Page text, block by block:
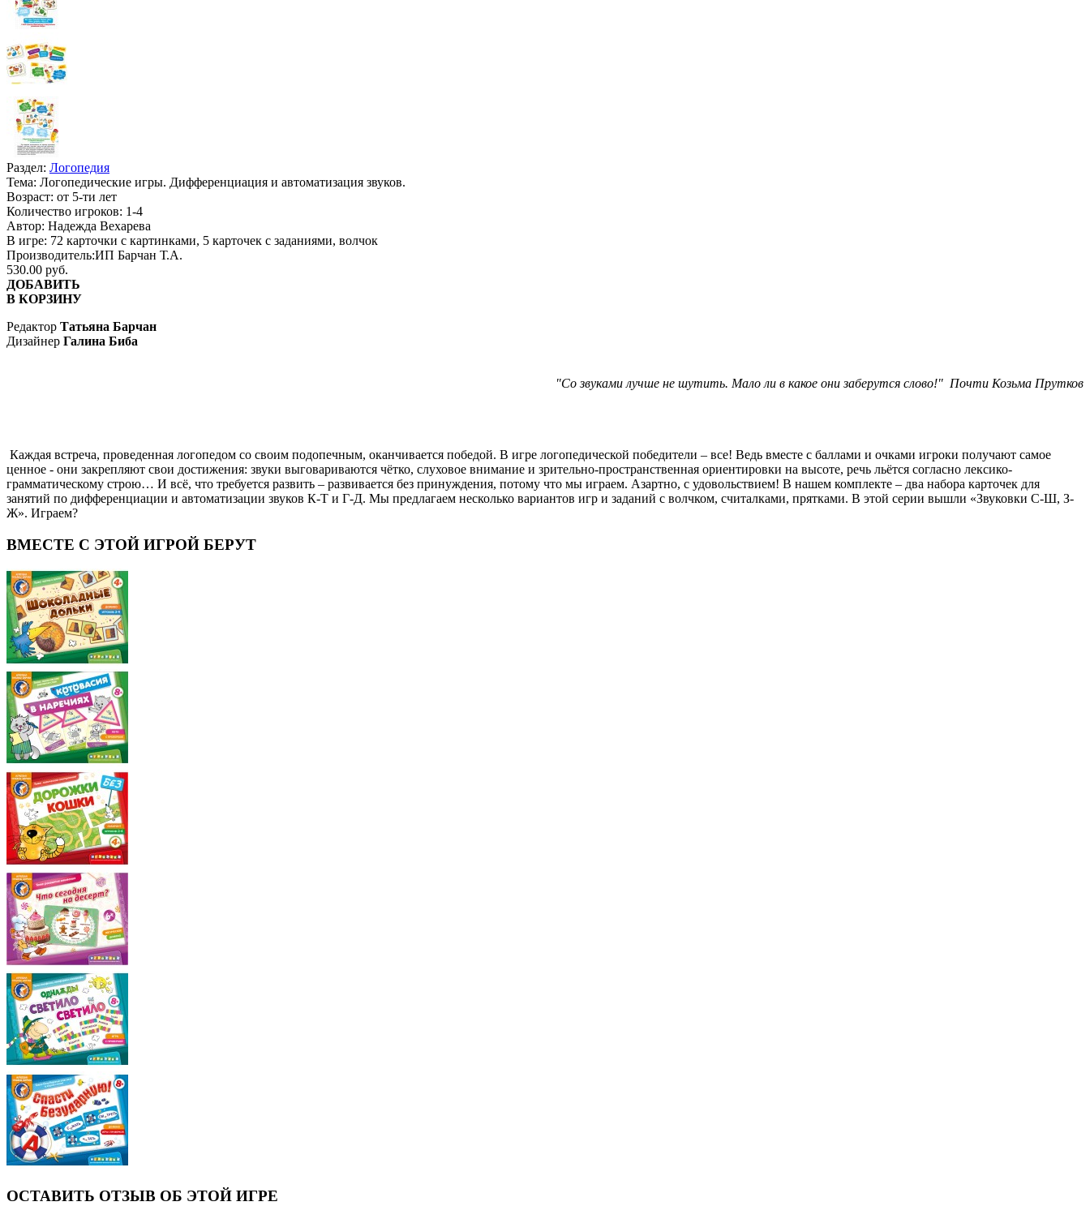
Раздел: Логопедия
Тема: Логопедические игры. Дифференциация и автоматизация звуков.
Возраст: от 5-ти лет
Количество игроков: 1-4
Автор: Надежда Вехарева
В игре: 72 карточки с картинками, 5 карточек с заданиями, волчок
Производитель:ИП Барчан Т.А.
530.00 руб.
ДОБАВИТЬ
В КОРЗИНУ
Редактор Татьяна Барчан
Дизайнер Галина Биба
"Со звуками лучше не шутить. Мало ли в какое они заберутся слово!" Почти Козьма Прутков
Каждая встреча, проведенная логопедом со своим подопечным, оканчивается победой. В игре логопедической победители – все! Ведь вместе с баллами и очками игроки получают самое
ценное - они закрепляют свои достижения: звуки выговариваются чётко, слуховое внимание и зрительно-пространственная ориентировки на высоте, речь льётся согласно лексико-
грамматическому строю… И всё, что требуется развить – развивается без принуждения, потому что мы играем. Азартно, с удовольствием! В нашем комплекте – два набора карточек для
занятий по дифференциации и автоматизации звуков К-Т и Г-Д. Мы предлагаем несколько вариантов игр и заданий с волчком, считалками, прятками. В этой серии вышли «Звуковки С-Ш, З-
Ж». Играем?
ВМЕСТЕ С ЭТОЙ ИГРОЙ БЕРУТ
ОСТАВИТЬ ОТЗЫВ ОБ ЭТОЙ ИГРЕ